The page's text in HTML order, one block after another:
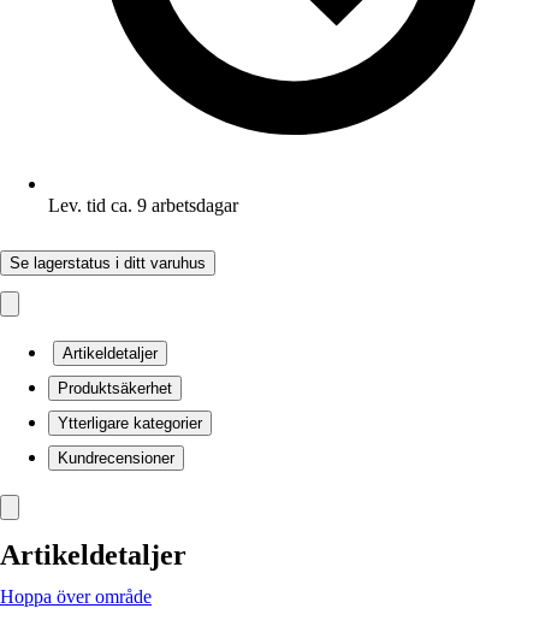
Lev. tid ca. 9 arbetsdagar
Se lagerstatus i ditt varuhus
Artikeldetaljer
Produktsäkerhet
Ytterligare kategorier
Kundrecensioner
Artikeldetaljer
Hoppa över område